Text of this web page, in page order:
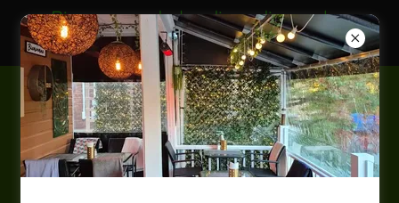
Bienvenue du lundi au dimanche
17h
La Batture